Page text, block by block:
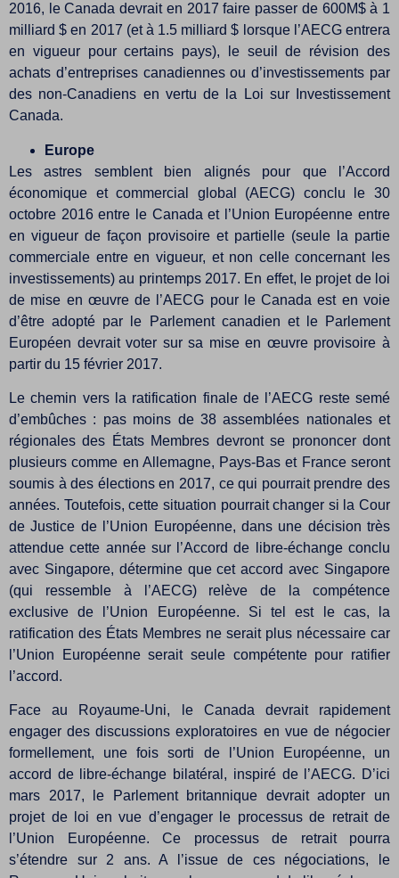
2016, le Canada devrait en 2017 faire passer de 600M$ à 1
milliard $ en 2017 (et à 1.5 milliard $ lorsque l’AECG entrera
en vigueur pour certains pays), le seuil de révision des
achats d’entreprises canadiennes ou d’investissements par
des non-Canadiens en vertu de la Loi sur Investissement
Canada.
Europe
Les astres semblent bien alignés pour que l’Accord
économique et commercial global (AECG) conclu le 30
octobre 2016 entre le Canada et l’Union Européenne entre
en vigueur de façon provisoire et partielle (seule la partie
commerciale entre en vigueur, et non celle concernant les
investissements) au printemps 2017. En effet, le projet de loi
de mise en œuvre de l’AECG pour le Canada est en voie
d’être adopté par le Parlement canadien et le Parlement
Européen devrait voter sur sa mise en œuvre provisoire à
partir du 15 février 2017.
Le chemin vers la ratification finale de l’AECG reste semé
d’embûches : pas moins de 38 assemblées nationales et
régionales des États Membres devront se prononcer dont
plusieurs comme en Allemagne, Pays-Bas et France seront
soumis à des élections en 2017, ce qui pourrait prendre des
années. Toutefois, cette situation pourrait changer si la Cour
de Justice de l’Union Européenne, dans une décision très
attendue cette année sur l’Accord de libre-échange conclu
avec Singapore, détermine que cet accord avec Singapore
(qui ressemble à l’AECG) relève de la compétence
exclusive de l’Union Européenne. Si tel est le cas, la
ratification des États Membres ne serait plus nécessaire car
l’Union Européenne serait seule compétente pour ratifier
l’accord.
Face au Royaume-Uni, le Canada devrait rapidement
engager des discussions exploratoires en vue de négocier
formellement, une fois sorti de l’Union Européenne, un
accord de libre-échange bilatéral, inspiré de l’AECG. D’ici
mars 2017, le Parlement britannique devrait adopter un
projet de loi en vue d’engager le processus de retrait de
l’Union Européenne. Ce processus de retrait pourra
s’étendre sur 2 ans. A l’issue de ces négociations, le